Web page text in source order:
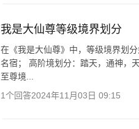
我是大仙尊等级境界划分
在《我是大仙尊》中，等级境界划
名宿； 高阶境划分：踏天，通神，
至尊境...
1个回答2024年11月03日 09:15